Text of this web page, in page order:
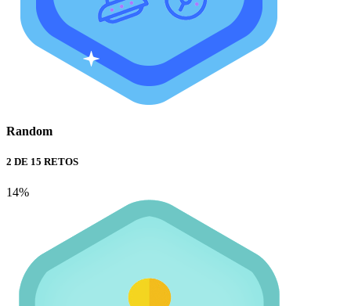
Random
2 DE 15 RETOS
14%